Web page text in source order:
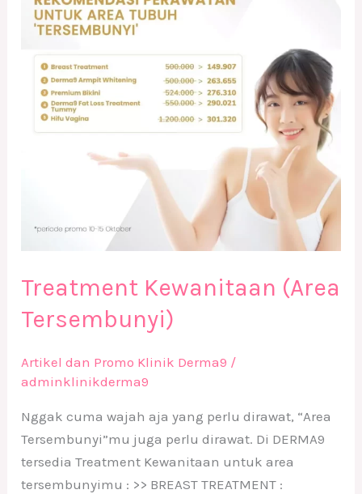
Treatment Kewanitaan (Area
Tersembunyi)
Artikel dan Promo Klinik Derma9 /
adminklinikderma9
Nggak cuma wajah aja yang perlu dirawat, “Area
Tersembunyi”mu juga perlu dirawat. Di DERMA9
tersedia Treatment Kewanitaan untuk area
tersembunyimu : >> BREAST TREATMENT :
Tersembunyi)